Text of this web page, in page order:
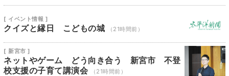
[ イベント情報 ]
クイズと縁日 こどもの城 （21時間前）
[ 新宮市 ]
ネットやゲーム どう向き合う 新宮市 不登
校支援の子育て講演会
（21時間前）